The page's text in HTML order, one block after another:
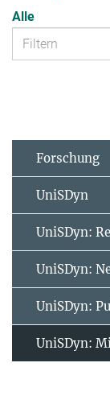
Alle
Forschung
UniSDyn
UniSDyn:
UniSDyn:
UniSDyn:
UniSDyn: